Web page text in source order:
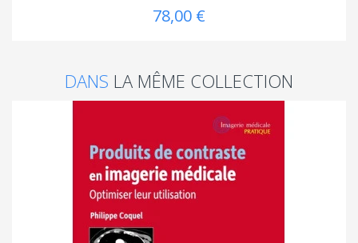
78,00 €
DANS LA MÊME COLLECTION